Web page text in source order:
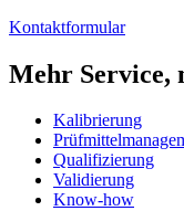
Kontaktformular
Mehr Service,
Kalibrierung
Qualifizierung
Validierung
Know-how